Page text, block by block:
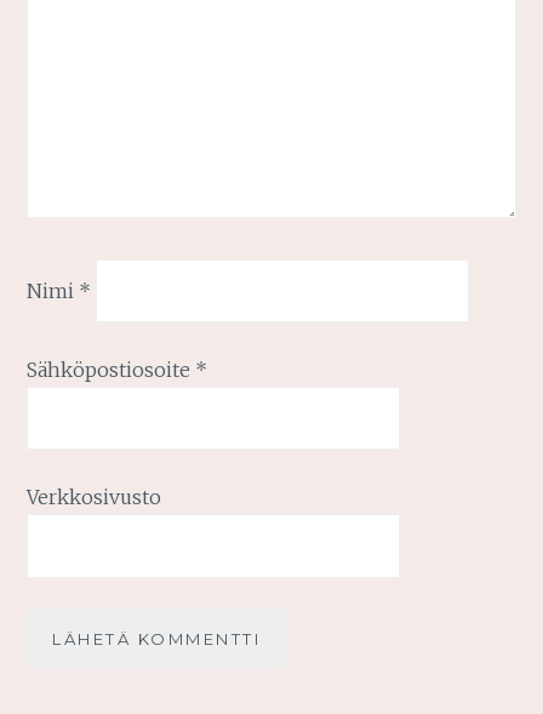
Nimi *
Sähköpostiosoite *
Verkkosivusto